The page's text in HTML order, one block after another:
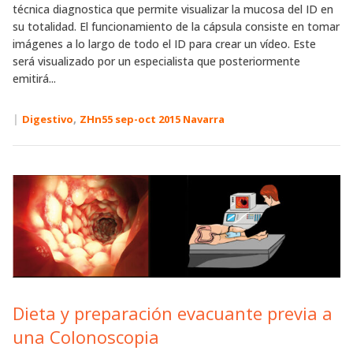
técnica diagnostica que permite visualizar la mucosa del ID en
su totalidad. El funcionamiento de la cápsula consiste en tomar
imágenes a lo largo de todo el ID para crear un vídeo. Este
será visualizado por un especialista que posteriormente
emitirá...
| Digestivo, ZHn55 sep-oct 2015 Navarra
Dieta y preparación evacuante previa a
una Colonoscopia